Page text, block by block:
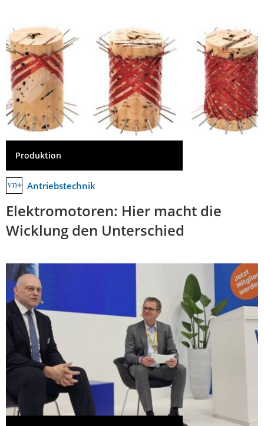
Produktion
Antriebstechnik
Elektromotoren: Hier macht die
Wicklung den Unterschied